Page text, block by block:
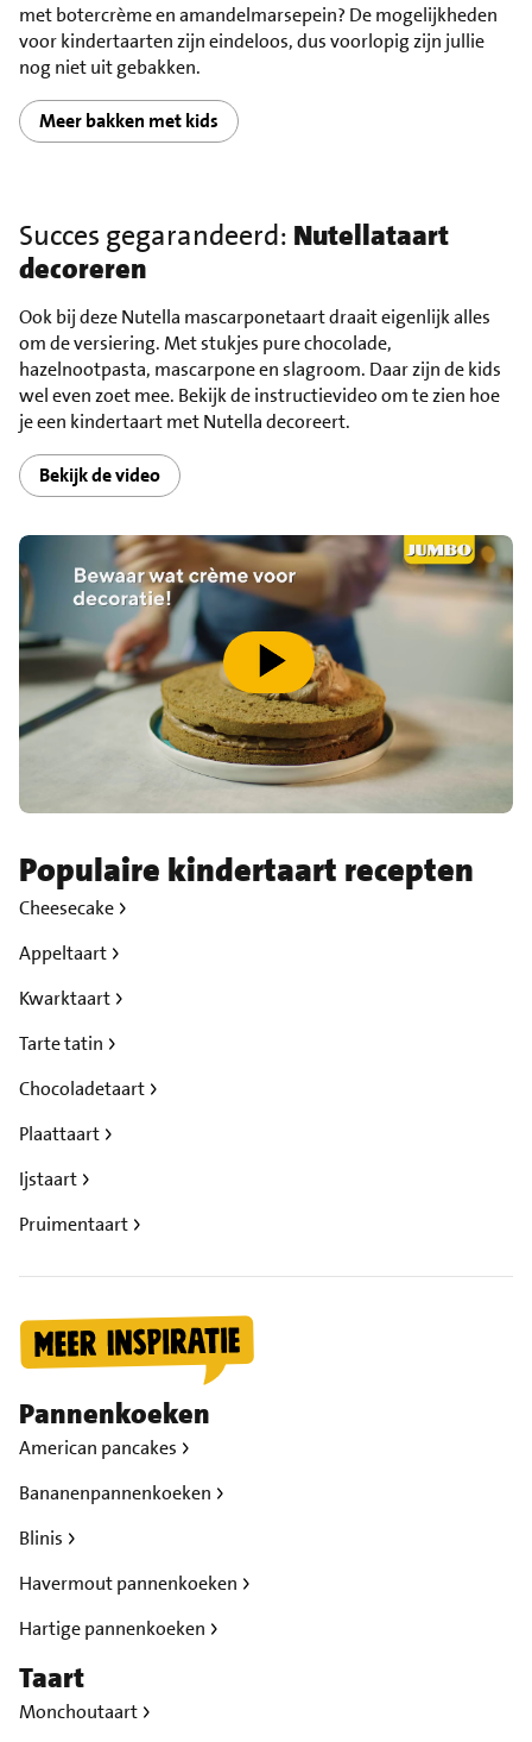
met botercrème en amandelmarsepein? De mogelijkheden
voor kindertaarten zijn eindeloos, dus voorlopig zijn jullie
nog niet uit gebakken.
Meer bakken met kids
Succes gegarandeerd: Nutellataart
decoreren
Ook bij deze Nutella mascarponetaart draait eigenlijk alles
om de versiering. Met stukjes pure chocolade,
hazelnootpasta, mascarpone en slagroom. Daar zijn de kids
wel even zoet mee. Bekijk de instructievideo om te zien hoe
je een kindertaart met Nutella decoreert.
Bekijk de video
speel video af
Populaire kindertaart recepten
Cheesecake
Appeltaart
Kwarktaart
Tarte tatin
Chocoladetaart
Plaattaart
Ijstaart
Pruimentaart
Pannenkoeken
American pancakes
Bananenpannenkoeken
Blinis
Havermout pannenkoeken
Hartige pannenkoeken
Taart
Monchoutaart